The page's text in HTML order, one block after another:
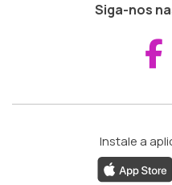
Siga-nos
Instale a